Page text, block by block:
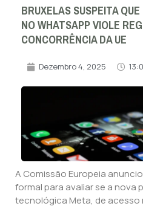
BRUXELAS SUSPEITA
NO WHATSAPP VIOLE
CONCORRÊNCIA DA UE
Dezembro 4, 2025
A Comissão Europeia
formal para avaliar se a nova
tecnológica Meta, de